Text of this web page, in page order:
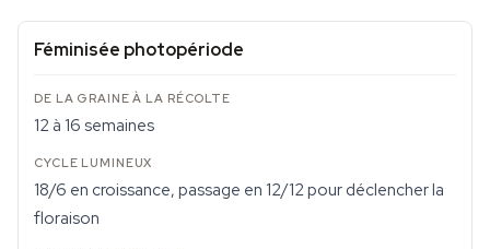
Féminisée photopériode
12 à 16 semaines
18/6 en croissance, passage en 12/12 pour déclencher la
floraison